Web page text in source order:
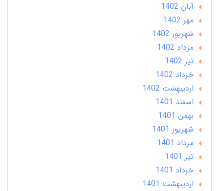
آبان 1402
مهر 1402
شهریور 1402
مرداد 1402
تير 1402
خرداد 1402
ارديبهشت 1402
اسفند 1401
بهمن 1401
شهریور 1401
مرداد 1401
تير 1401
خرداد 1401
ارديبهشت 1401